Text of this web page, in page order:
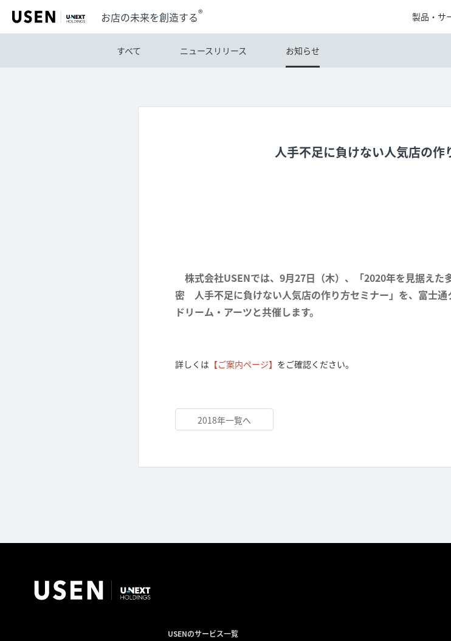
製品・サ
お店の未来を創造する®
すべて ニュースリリース お知らせ
人手不足に負けない人気店の作
株式会社USENでは、9月27日（木）、「2020年を見据えた
密 人手不足に負けない人気店の作り方セミナー」を、富士通
ドリーム・アーツと共催します。
詳しくは 【ご案内ページ】 をご確認ください。
2018年一覧へ
USENのサービス一覧